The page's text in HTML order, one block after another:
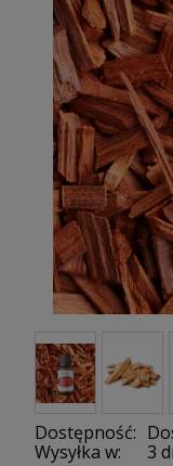
Dostępność:
Wysyłka w:
3